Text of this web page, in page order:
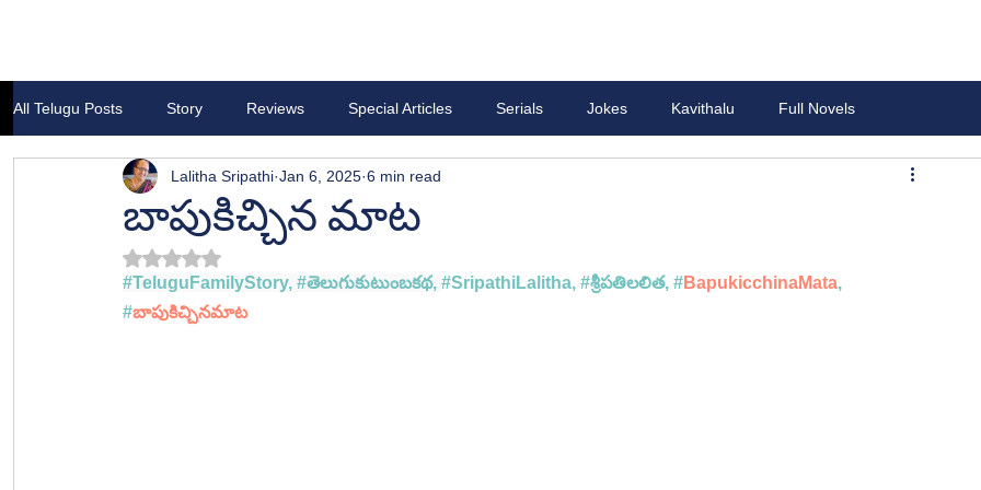
All Telugu Posts Story Reviews Special Articles Serials Jokes Kavithalu Full Novels
బాపుకిచ్చిన మాట
Lalitha Sripathi Jan 6, 2025 6 min read
Rated NaN out of 5 stars.
#TeluguFamilyStory, #తెలుగుకుటుంబకథ, #SripathiLalitha, #శ్రీపతిలలిత, #BapukicchinaMata,
#బాపుకిచ్చినమాట